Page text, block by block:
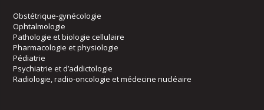
Obstétrique-gynécologie
Ophtalmologie
Pathologie et biologie cellulaire
Pharmacologie et physiologie
Pédiatrie
Psychiatrie et d’addictologie
Radiologie, radio-oncologie et médecine nucléaire